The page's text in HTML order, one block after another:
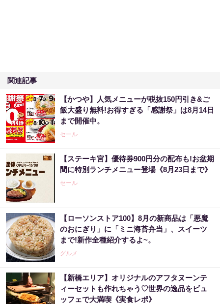
関連記事
【かつや】人気メニューが税抜150円引き&ご
飯大盛り無料!お得すぎる「感謝祭」は8月14日
まで開催中。
セール
【ステーキ宮】優待券900円分の配布も!お盆期
間に特別ランチメニュー登場《8月23日まで》
セール
【ローソンストア100】8月の新商品は「悪魔
のおにぎり」に「ミニ海苔弁当」、スイーツ
まで!新作全種紹介するよ~。
グルメ
【新橋エリア】オリジナルのアフタヌーンテ
ィーセットも作れちゃう♡世界の逸品をビュ
ッフェで大満喫《実食レポ》